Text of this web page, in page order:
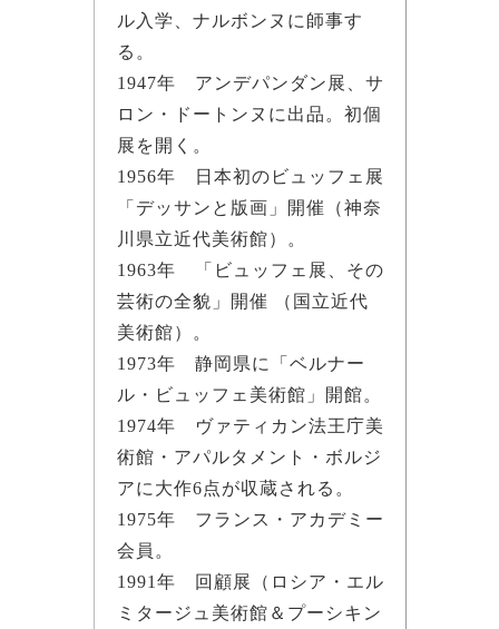
ル入学、ナルボンヌに師事す
る。
1947年 アンデパンダン展、サ
ロン・ドートンヌに出品。初個
展を開く。
1956年 日本初のビュッフェ展
「デッサンと版画」開催（神奈
川県立近代美術館）。
1963年 「ビュッフェ展、その
芸術の全貌」開催 （国立近代
美術館）。
1973年 静岡県に「ベルナー
ル・ビュッフェ美術館」開館。
1974年 ヴァティカン法王庁美
術館・アパルタメント・ボルジ
アに大作6点が収蔵される。
1975年 フランス・アカデミー
会員。
1991年 回顧展（ロシア・エル
ミタージュ美術館＆プーシキン